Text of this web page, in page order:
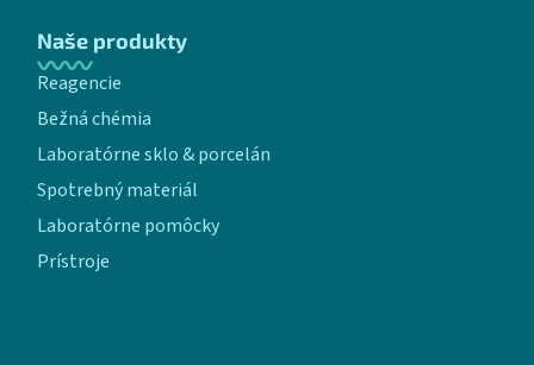
Naše produkty
Reagencie
Bežná chémia
Laboratórne sklo & porcelán
Spotrebný materiál
Laboratórne pomôcky
Prístroje